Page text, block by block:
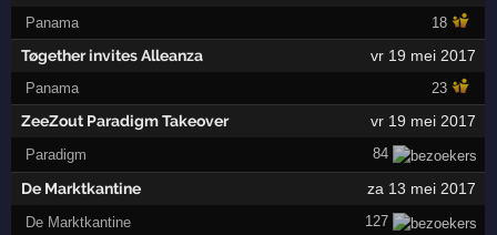
Panama 18
Tøgether invites Alleanza vr 19 mei 2017
Panama 23
ZeeZout Paradigm Takeover vr 19 mei 2017
Paradigm 84
De Marktkantine za 13 mei 2017
De Marktkantine 127